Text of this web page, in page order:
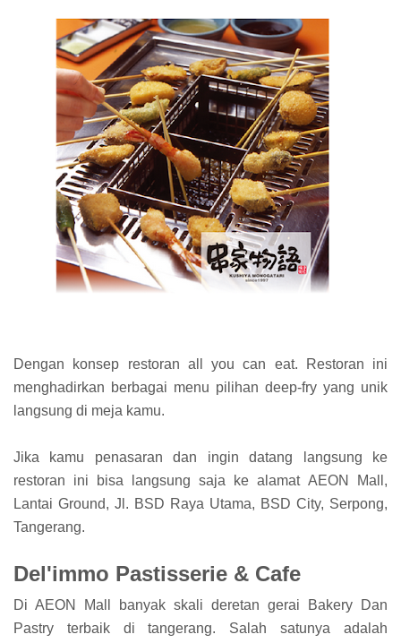
Dengan konsep restoran all you can eat. Restoran ini
menghadirkan berbagai menu pilihan deep-fry yang unik
langsung di meja kamu.
Jika kamu penasaran dan ingin datang langsung ke
restoran ini bisa langsung saja ke alamat AEON Mall,
Lantai Ground, Jl. BSD Raya Utama, BSD City, Serpong,
Tangerang.
Del'immo Pastisserie & Cafe
Di AEON Mall banyak skali deretan gerai Bakery Dan
Pastry terbaik di tangerang. Salah satunya adalah